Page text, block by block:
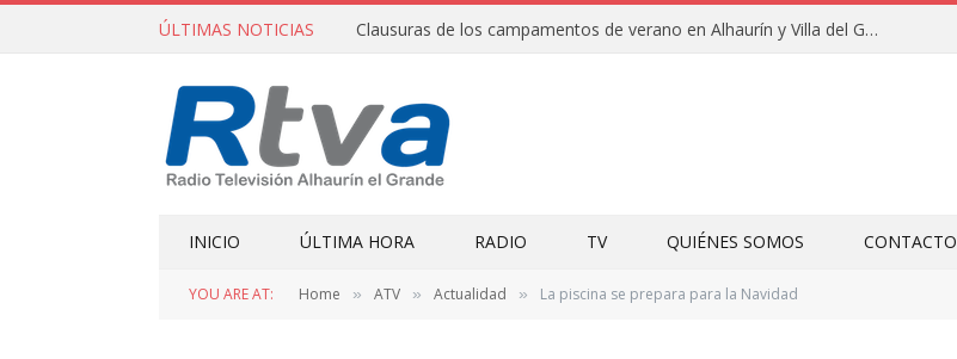
ÚLTIMAS NOTICIAS Clausuras de los campamentos de verano en Alhaurín y Villa del Guadalhorce 2026
INICIO ÚLTIMA HORA RADIO TV QUIÉNES SOMOS CONTACTO
YOU ARE AT: Home » ATV » Actualidad » La piscina se prepara para la Navidad